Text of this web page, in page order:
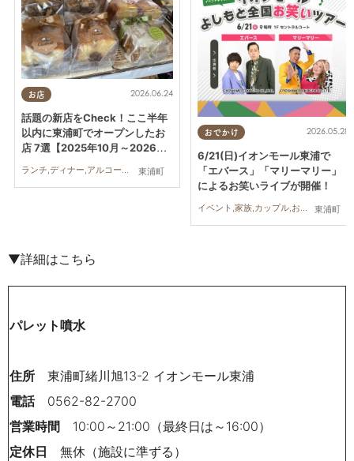
お店
東浦町
2026.06.24
話題の新店をCheck！ここ半年
以内に東浦町でオープンしたお
店 7選【2025年10月～2026年
おでかけ
東浦町
2026.05.28
6/21(日)イオンモール東浦で
「エバース」「マリーマリー」
によるお笑いライブが開催！
▼詳細はこちら
パレット噴水
住所 東浦町緒川旭13-2 イオンモール東浦
電話0562-82-2700
営業時間 10:00～21:00（最終日は～16:00）
定休日 無休（施設に準ずる）